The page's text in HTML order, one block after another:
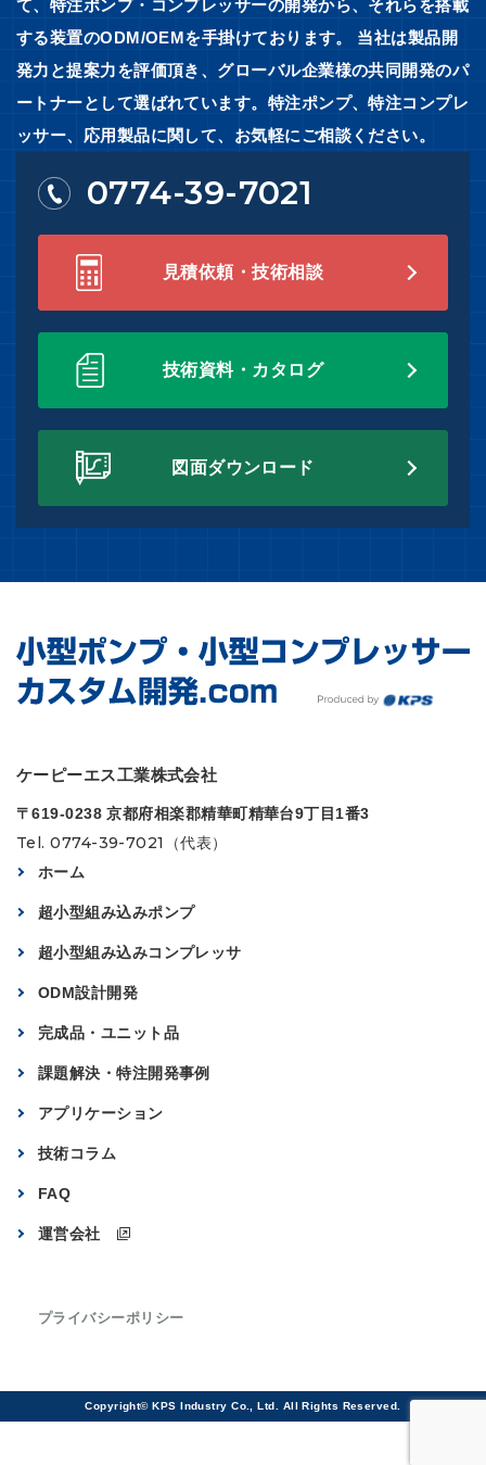
て、特注ポンプ・コンプレッサーの開発から、それらを搭載
する装置のODM/OEMを手掛けております。 当社は製品開
発力と提案力を評価頂き、グローバル企業様の共同開発のパ
ートナーとして選ばれています。特注ポンプ、特注コンプレ
ッサー、応用製品に関して、お気軽にご相談ください。
0774-39-7021
見積依頼・技術相談
技術資料・カタログ
図面ダウンロード
ケーピーエス工業株式会社
〒619-0238 京都府相楽郡精華町精華台9丁目1番3
Tel. 0774-39-7021（代表）
ホーム
超小型組み込みポンプ
超小型組み込みコンプレッサ
ODM設計開発
完成品・ユニット品
課題解決・特注開発事例
アプリケーション
技術コラム
FAQ
運営会社
プライバシーポリシー
Copyright© KPS Industry Co., Ltd. All Rights Reserved.